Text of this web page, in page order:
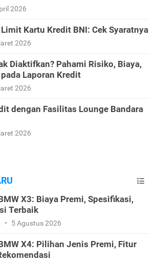
2026
Kartu Kredit BNI: Cek Syaratnya
2026
Diaktifkan? Pahami Risiko, Biaya,
Laporan Kredit
2026
dengan Fasilitas Lounge Bandara
2026
X3: Biaya Premi, Spesifikasi,
Terbaik
• 5 Agustus 2026
X4: Pilihan Jenis Premi, Fitur